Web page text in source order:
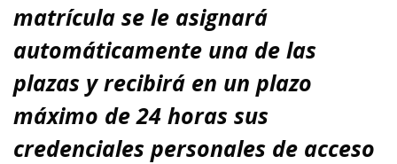
matrícula se le asignará
automáticamente una de las
plazas y recibirá en un plazo
máximo de 24 horas sus
credenciales personales de acceso